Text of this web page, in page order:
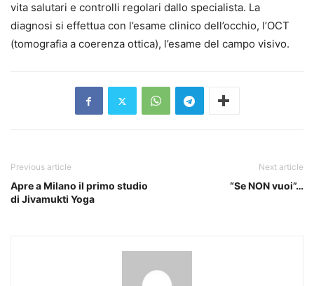
vita salutari e controlli regolari dallo specialista. La
diagnosi si effettua con l’esame clinico dell’occhio, l’OCT
(tomografia a coerenza ottica), l’esame del campo visivo.
Previous article
Apre a Milano il primo studio
di Jivamukti Yoga
Next article
“Se NON vuoi”…